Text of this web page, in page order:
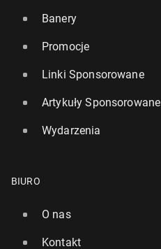
Banery
Promocje
Linki Sponsorowane
Artykuły Sponsorowane
Wydarzenia
BIURO
O nas
Kontakt